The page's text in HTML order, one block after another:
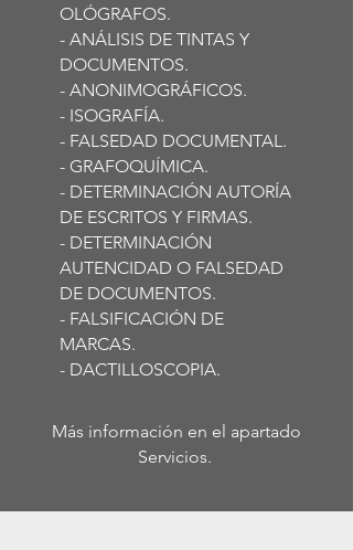
OLÓGRAFOS.
- ANÁLISIS DE TINTAS Y
DOCUMENTOS.
- ANONIMOGRÁFICOS.
- ISOGRAFÍA.
- FALSEDAD DOCUMENTAL.
- GRAFOQUÍMICA.
- DETERMINACIÓN AUTORÍA
DE ESCRITOS Y FIRMAS.
- DETERMINACIÓN
AUTENCIDAD O FALSEDAD
DE DOCUMENTOS.
- FALSIFICACIÓN DE
MARCAS.
- DACTILLOSCOPIA.
Más información en el apartado
Servicios.